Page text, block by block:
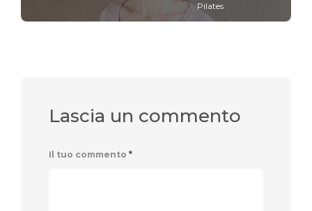
Pilates
Lascia un commento
Il tuo commento *